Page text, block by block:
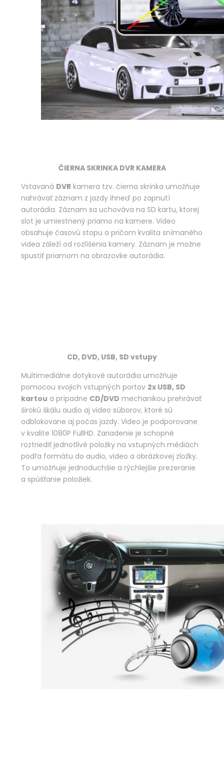
ČIERNA SKRINKA DVR KAMERA
Vstavaná DVR kamera tzv. čierna skrinka umožňuje
nahrávať záznam z jazdy ihneď po zapnutí
autorádia. Záznam sa uchováva na SD kartu, ktorej
slot je umiestnený priamo na kamere. Video
obsahuje časovú stopu a pričom kvalita snímaného
videa záleží od rozlíšenia kamery. Záznam je možne
spustiť priamom na obrazovke autorádia.
CD, DVD, USB, SD vstupy
Multimediálne dotykové autorádia umožňuje
pomocou svojich vstupných portov 2x USB, SD
kartou a prípadne CD/DVD mechanikou prehrávať
širokú škálu audio aj video súborov, ktoré sú
odblokovane aj počas jazdy. Video je podporovane
v kvalite 1080P FullHD. Zariadenie je schopné
roztriediť jednotlivé položky na vstupných médiách
podľa formátu do audio, video a obrázkovej zložky.
To umožňuje jednoduchšie a rýchlejšie prezeranie
a spúšťanie položiek.